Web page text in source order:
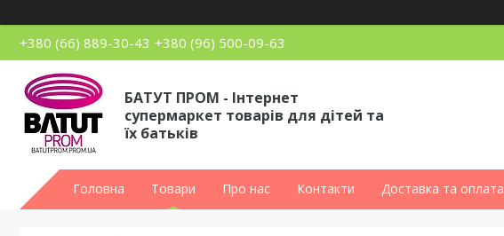
+380 (66) 889-30-43 +380 (96) 500-09-63
БАТУТ ПРОМ - Інтернет
супермаркет товарів для дітей та
їх батьків
Головна Товари Про нас Контакти Доставка та оплата